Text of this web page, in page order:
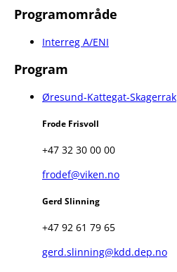
Programområde
Interreg A/ENI
Program
Øresund-Kattegat-Skagerrak
Frode Frisvoll
+47 32 30 00 00
frodef@viken.no
Gerd Slinning
+47 92 61 79 65
gerd.slinning@kdd.dep.no